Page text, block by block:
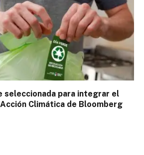
seleccionada para integrar el
Climática de Bloomberg